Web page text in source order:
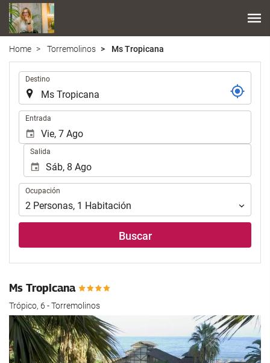
Home Torremolinos Ms Tropicana
Destino
Entrada
Salida
Ocupación
Ocupación
2 Personas, 1 Habitación
Buscar
Ms Tropicana
Trópico, 6 - Torremolinos